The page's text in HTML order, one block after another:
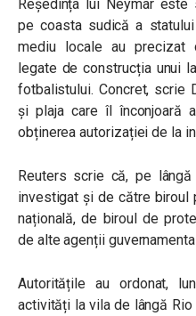
Reședința lui Neymar este
pe coasta sudică a
mediu locale au precizat
legate de construcția unui
fotbalistului. Concret, scrie
și plaja care îl înconjoară
obținerea autorizației de la
Reuters scrie că, pe
investigat și de către biroul
națională, de biroul de
de alte agenții
Autoritățile au ordonat,
activități la vila de lângă